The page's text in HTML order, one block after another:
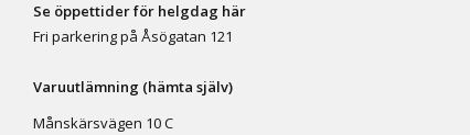
Se öppettider för helgdag här
Fri parkering på Åsögatan 121
Varuutlämning (hämta själv)
Månskärsvägen 10 C